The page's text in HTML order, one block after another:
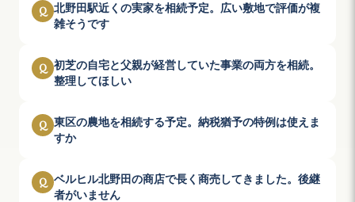
Q 北野田駅近くの実家を相続予定。広い敷地で評価が複
雑そうです
Q 初芝の自宅と父親が経営していた事業の両方を相続。
整理してほしい
Q 東区の農地を相続する予定。納税猶予の特例は使えま
すか
Q ベルヒル北野田の商店で長く商売してきました。後継
者がいません